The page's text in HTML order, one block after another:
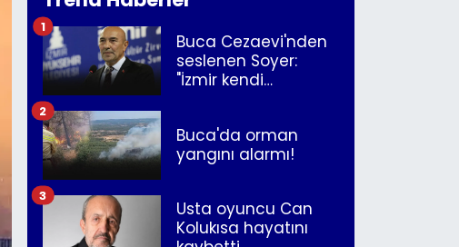
Buca Cezaevi'nden
seslenen Soyer:
"İzmir kendi
1
Buca'da orman
yangını alarmı!
2
Usta oyuncu Can
Kolukısa hayatını
3